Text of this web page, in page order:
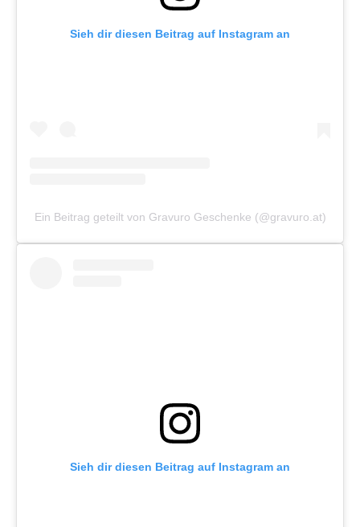
Sieh dir diesen Beitrag auf Instagram an
Ein Beitrag geteilt von Gravuro Geschenke (@gravuro.at)
Sieh dir diesen Beitrag auf Instagram an